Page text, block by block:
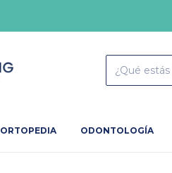
ORTOPEDIA ODONTOLOGÍA